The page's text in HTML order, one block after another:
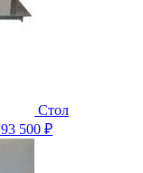
Стол
93 500 ₽